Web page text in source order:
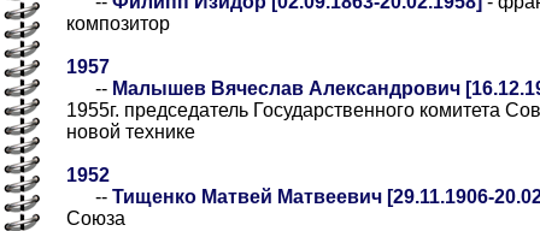
композитор
1957
-- Малышев Вячеслав Александрович
1955г. председатель Государственного комитета
новой технике
1952
-- Тищенко Матвей Матвеевич [29.11.1906-
Союза